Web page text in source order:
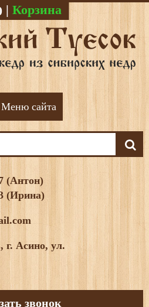
| Корзина
Меню сайта
(Антон)
(Ирина)
г. Асино, ул.
звонок